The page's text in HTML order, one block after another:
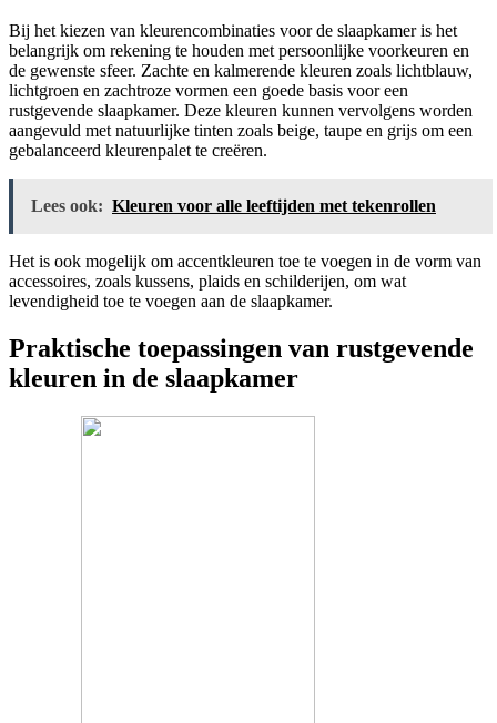
Bij het kiezen van kleurencombinaties voor de slaapkamer is het
belangrijk om rekening te houden met persoonlijke voorkeuren en
de gewenste sfeer. Zachte en kalmerende kleuren zoals lichtblauw,
lichtgroen en zachtroze vormen een goede basis voor een
rustgevende slaapkamer. Deze kleuren kunnen vervolgens worden
aangevuld met natuurlijke tinten zoals beige, taupe en grijs om een
gebalanceerd kleurenpalet te creëren.
Lees ook: Kleuren voor alle leeftijden met tekenrollen
Het is ook mogelijk om accentkleuren toe te voegen in de vorm van
accessoires, zoals kussens, plaids en schilderijen, om wat
levendigheid toe te voegen aan de slaapkamer.
Praktische toepassingen van rustgevende
kleuren in de slaapkamer